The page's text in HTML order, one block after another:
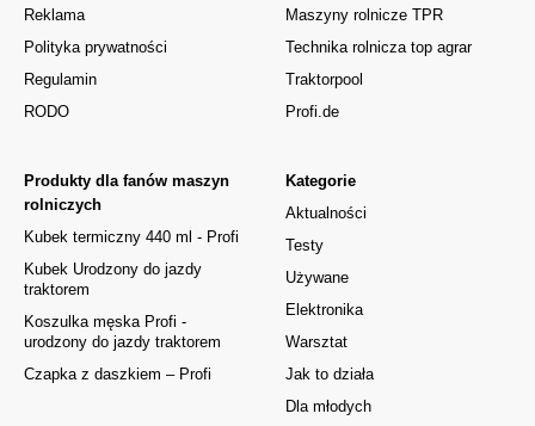
Reklama
Polityka prywatności
Regulamin
RODO
Kategorie
Aktualności
Testy
Używane
Elektronika
Warsztat
Jak to działa
Dla młodych
Produkty dla fanów maszyn
rolniczych
Kubek termiczny 440 ml - Profi
Kubek Urodzony do jazdy
traktorem
Koszulka męska Profi -
urodzony do jazdy traktorem
Czapka z daszkiem – Profi
Maszyny rolnicze TPR
Technika rolnicza top agrar
Traktorpool
Profi.de